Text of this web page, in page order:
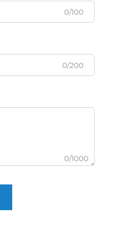
0/100
0/200
0/1000